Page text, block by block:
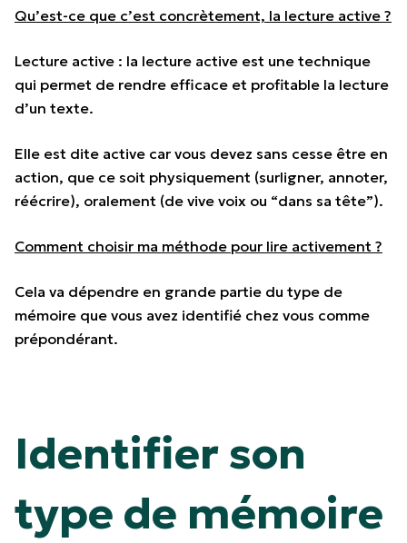
Qu’est-ce que c’est concrètement, la lecture active ?
Lecture active : la lecture active est une technique
qui permet de rendre efficace et profitable la lecture
d’un texte.
Elle est dite active car vous devez sans cesse être en
action, que ce soit physiquement (surligner, annoter,
réécrire), oralement (de vive voix ou “dans sa tête”).
Comment choisir ma méthode pour lire activement ?
Cela va dépendre en grande partie du type de
mémoire que vous avez identifié chez vous comme
prépondérant.
Identifier son
type de mémoire